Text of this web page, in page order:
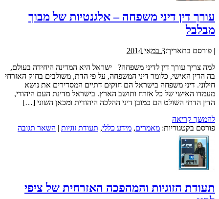
עורך דין דיני משפחה – אלגנטיות של מבוך
מבלבל
| פורסם בתאריך:3 במאי 2014
למה צריך עורך דין לדיני משפחה? ישראל היא המדינה היחידה בעולם,
בה הדין האישי, כלומר דיני המשפחה, על פי הדת, משולבים בחוק האזרחי
חילוני. דיני משפחה בישראל הם חוקים דתיים המסדירים את נושא
מעמדו האישי של כל אזרח ותושב הארץ. בישראל מדינת העם היהודי,
הדין הדתי השולט הם כמובן דיני ההלכה היהודית ומכאן השוני […]
להמשך קריאה
פורסם בקטגוריות: מאמרים, מידע כללי, תעודת זוגיות | השאר תגובה
תעודת הזוגיות והמהפכה האזרחית של ציפי